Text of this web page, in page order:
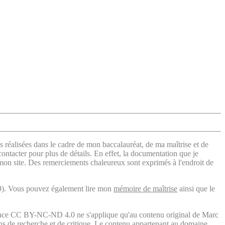
dans le cadre de mon baccalauréat, de ma maîtrise et de
pour plus de détails. En effet, la documentation que je
site. Des remerciements chaleureux sont exprimés à l'endroit de
Vous pouvez également lire mon mémoire de maîtrise ainsi que le
CC BY-NC-ND 4.0 ne s'applique qu'au contenu original de Marc